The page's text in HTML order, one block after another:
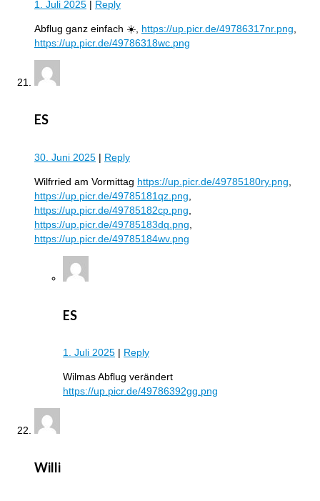
1. Juli 2025 | Reply
Abflug ganz einfach ☀️, https://up.picr.de/49786317nr.png,
https://up.picr.de/49786318wc.png
ES
30. Juni 2025 | Reply
Wilfrried am Vormittag https://up.picr.de/49785180ry.png
https://up.picr.de/49785181qz.png
https://up.picr.de/49785182cp.png
https://up.picr.de/49785183dq.png
https://up.picr.de/49785184wv.png
ES
1. Juli 2025 | Reply
Wilmas Abflug verändert
https://up.picr.de/49786392gg.png
Willi